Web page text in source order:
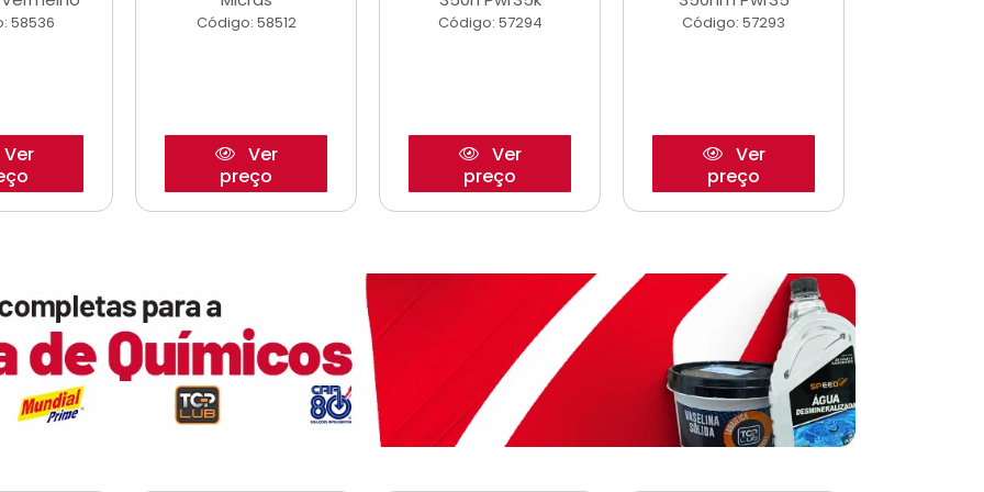
58536
Ver
Código: 58512
Ver
preço
Código: 57294
Ver
preço
Código: 57293
Ver
preço